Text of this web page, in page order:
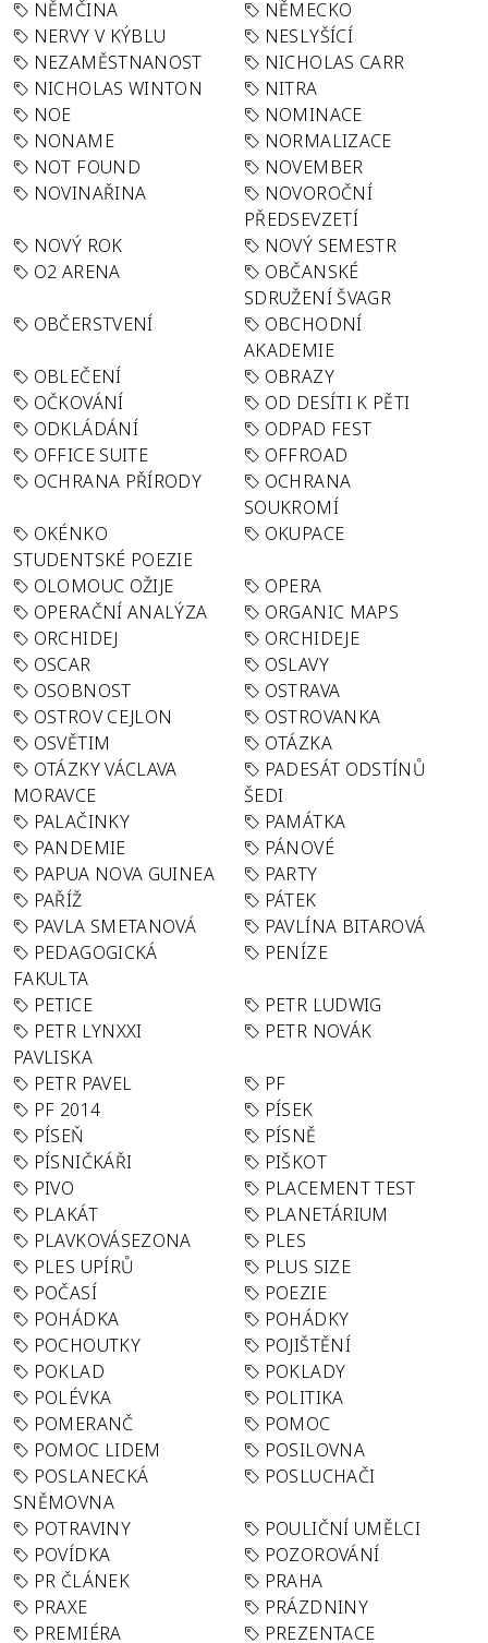
NĚMČINA
NĚMECKO
NERVY V KÝBLU
NESLYŠÍCÍ
NEZAMĚSTNANOST
NICHOLAS CARR
NICHOLAS WINTON
NITRA
NOE
NOMINACE
NONAME
NORMALIZACE
NOT FOUND
NOVEMBER
NOVINAŘINA
NOVOROČNÍ
PŘEDSEVZETÍ
NOVÝ ROK
NOVÝ SEMESTR
O2 ARENA
OBČANSKÉ
SDRUŽENÍ ŠVAGR
OBČERSTVENÍ
OBCHODNÍ
AKADEMIE
OBLEČENÍ
OBRAZY
OČKOVÁNÍ
OD DESÍTI K PĚTI
ODKLÁDÁNÍ
ODPAD FEST
OFFICE SUITE
OFFROAD
OCHRANA PŘÍRODY
OCHRANA
SOUKROMÍ
OKÉNKO
STUDENTSKÉ POEZIE
OKUPACE
OLOMOUC OŽIJE
OPERA
OPERAČNÍ ANALÝZA
ORGANIC MAPS
ORCHIDEJ
ORCHIDEJE
OSCAR
OSLAVY
OSOBNOST
OSTRAVA
OSTROV CEJLON
OSTROVANKA
OSVĚTIM
OTÁZKA
OTÁZKY VÁCLAVA
MORAVCE
PADESÁT ODSTÍNŮ
ŠEDI
PALAČINKY
PAMÁTKA
PANDEMIE
PÁNOVÉ
PAPUA NOVA GUINEA
PARTY
PAŘÍŽ
PÁTEK
PAVLA SMETANOVÁ
PAVLÍNA BITAROVÁ
PEDAGOGICKÁ
FAKULTA
PENÍZE
PETICE
PETR LUDWIG
PETR LYNXXI
PAVLISKA
PETR NOVÁK
PETR PAVEL
PF
PF 2014
PÍSEK
PÍSEŇ
PÍSNĚ
PÍSNIČKÁŘI
PIŠKOT
PIVO
PLACEMENT TEST
PLAKÁT
PLANETÁRIUM
PLAVKOVÁSEZONA
PLES
PLES UPÍRŮ
PLUS SIZE
POČASÍ
POEZIE
POHÁDKA
POHÁDKY
POCHOUTKY
POJIŠTĚNÍ
POKLAD
POKLADY
POLÉVKA
POLITIKA
POMERANČ
POMOC
POMOC LIDEM
POSILOVNA
POSLANECKÁ
SNĚMOVNA
POSLUCHAČI
POTRAVINY
POULIČNÍ UMĚLCI
POVÍDKA
POZOROVÁNÍ
PR ČLÁNEK
PRAHA
PRAXE
PRÁZDNINY
PREMIÉRA
PREZENTACE